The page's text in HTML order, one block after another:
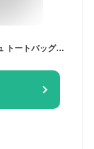
[Sayu] プールバック 男の子 女の子 オールメッシュ トートバッグ 水泳バック 子供 キッズ プールバック レッスンバック ジュニア 手さげ 学校 小学校 保育園 幼稚園 スイミング (グレー)